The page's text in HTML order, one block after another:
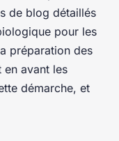
de blog détaillés
pour les
préparation des
en avant les
démarche, et